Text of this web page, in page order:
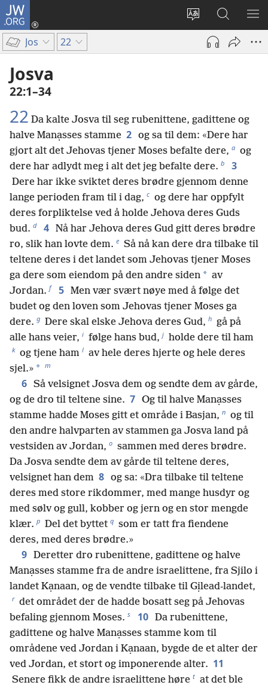
JW.ORG
Endre
språk
Logg
inn
(åpner
Søk
på
JW.ORG
VIS
Jos 22
Josva
22:1–34
22 Da kalte Josva til seg rubenittene, gadittene og
halve Manạsses stamme 2 og sa til dem: «Dere har
gjort alt det Jehovas tjener Moses befalte dere, a og
dere har adlydt meg i alt det jeg befalte dere. b 3
Dere har ikke sviktet deres brødre gjennom denne
lange perioden fram til i dag, c og dere har oppfylt
deres forpliktelse ved å holde Jehova deres Guds
bud. d 4 Nå har Jehova deres Gud gitt deres brødre
ro, slik han lovte dem. e Så nå kan dere dra tilbake til
teltene deres i det landet som Jehovas tjener Moses
ga dere som eiendom på den andre siden * av
Jordan. f 5 Men vær svært nøye med å følge det
budet og den loven som Jehovas tjener Moses ga
dere. g Dere skal elske Jehova deres Gud, h gå på
alle hans veier, i følge hans bud, j holde dere til ham
k og tjene ham l av hele deres hjerte og hele deres
sjel.» * m
6 Så velsignet Josva dem og sendte dem av gårde,
og de dro til teltene sine. 7 Og til halve Manạsses
stamme hadde Moses gitt et område i Basjan, n og til
den andre halvparten av stammen ga Josva land på
vestsiden av Jordan, o sammen med deres brødre.
Da Josva sendte dem av gårde til teltene deres,
velsignet han dem 8 og sa: «Dra tilbake til teltene
deres med store rikdommer, med mange husdyr og
med sølv og gull, kobber og jern og en stor mengde
klær. p Del det byttet q som er tatt fra fiendene
deres, med deres brødre.»
9 Deretter dro rubenittene, gadittene og halve
Manạsses stamme fra de andre israelittene, fra Sjilo i
landet Kạnaan, og de vendte tilbake til Gịlead-landet,
r det området der de hadde bosatt seg på Jehovas
befaling gjennom Moses. s 10 Da rubenittene,
gadittene og halve Manạsses stamme kom til
områdene ved Jordan i Kạnaan, bygde de et alter der
ved Jordan, et stort og imponerende alter. 11
Senere fikk de andre israelittene høre t at det ble